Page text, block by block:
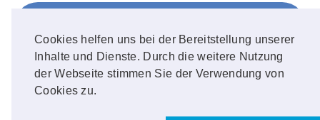
Cookies helfen uns bei der Bereitstellung unserer
Inhalte und Dienste. Durch die weitere Nutzung
der Webseite stimmen Sie der Verwendung von
Cookies zu.
FOLLOW ME!
Instagram
OUR PHOTOS!